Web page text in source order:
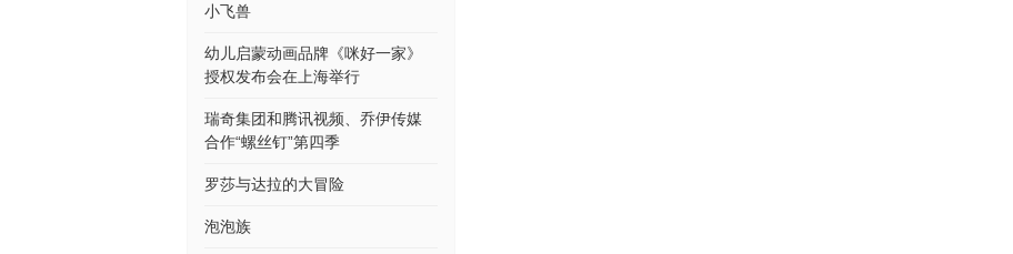
小飞兽
幼儿启蒙动画品牌《咪好一家》
授权发布会在上海举行
瑞奇集团和腾讯视频、乔伊传媒
合作“螺丝钉”第四季
罗莎与达拉的大冒险
泡泡族